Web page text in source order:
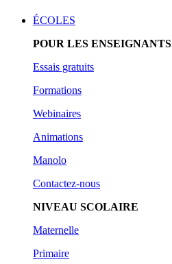
ÉCOLES
POUR LES ENSEIGNANTS
Essais gratuits
Formations
Webinaires
Animations
Manolo
Contactez-nous
NIVEAU SCOLAIRE
Maternelle
Primaire